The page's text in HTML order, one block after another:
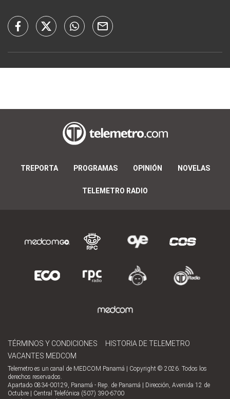
TREPORTA PROGRAMAS OPINIÓN NOVELAS
TELEMETRO RADIO
TÉRMINOS Y CONDICIONES
HISTORIA DE TELEMETRO
VACANTES MEDCOM
Telemetro es un canal de MEDCOM Panamá | Copyright © 2026. Todos los
derechos reservados.
Apartado 0834-00129, Panamá - Rep. de Panamá | Dirección, Avenida 12 de
Octubre | Central Telefónica (507) 390-6700